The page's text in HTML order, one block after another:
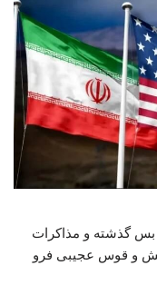
بس گذشته و مذاکرات
کش و قوس عجیبی فرو